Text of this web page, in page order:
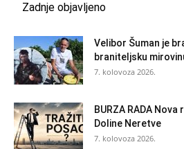
Zadnje objavljeno
Velibor Šuman je
braniteljsku
7. kolovoza 2026.
BURZA RADA
Doline Neretve
7. kolovoza 2026.